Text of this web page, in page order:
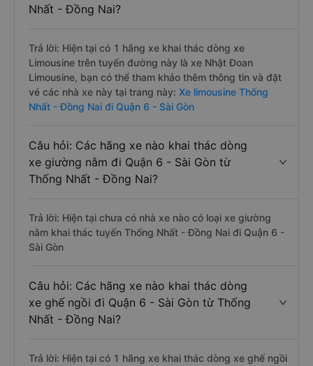
Nhất - Đồng Nai?
Trả lời: Hiện tại có 1 hãng xe khai thác dòng xe
Limousine trên tuyến đường này là xe Nhật Đoan
Limousine, bạn có thể tham khảo thêm thông tin và đặt
vé các nhà xe này tại trang này: Xe limousine Thống
Nhất - Đồng Nai đi Quận 6 - Sài Gòn
Câu hỏi: Các hãng xe nào khai thác dòng
xe giường nằm đi Quận 6 - Sài Gòn từ
Thống Nhất - Đồng Nai?
Trả lời: Hiện tại chưa có nhà xe nào có loại xe giường
nằm khai thác tuyến Thống Nhất - Đồng Nai đi Quận 6 -
Sài Gòn
Câu hỏi: Các hãng xe nào khai thác dòng
xe ghế ngồi đi Quận 6 - Sài Gòn từ Thống
Nhất - Đồng Nai?
Trả lời: Hiện tại có 1 hãng xe khai thác dòng xe ghế ngồi